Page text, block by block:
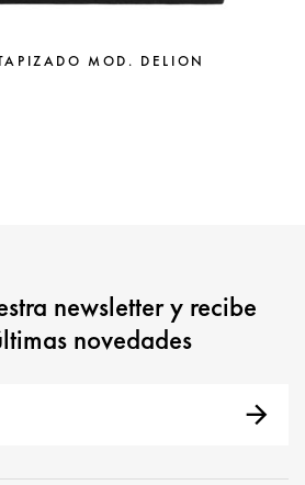
MOD. DELION
newsletter y recibe
novedades